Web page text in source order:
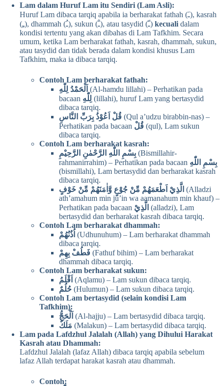
Lam dalam Huruf Lam itu Sendiri (Lam Asli):
Huruf Lam dibaca tarqiq apabila ia berharakat fathah (ـَ), kasrah
(ـِ), dhammah (ـُ), sukun (ـْ), atau tasydid (ـّ) kecuali dalam
kondisi tertentu yang akan dibahas di Lam Tafkhim. Secara
umum, ketika Lam berharakat fathah, kasrah, dhammah, sukun,
atau tasydid dan tidak berada dalam kondisi khusus Lam
Tafkhim, maka ia dibaca tarqiq.
Contoh Lam berharakat fathah:
اَلْحَمْدُ لِلّٰهِ (Al-hamdu lillahi) – Perhatikan pada
bacaan لِلّٰهِ (lillahi), huruf Lam yang bertasydid
dibaca tarqiq.
قُلْ اَعُوْذُ بِرَبِّ النَّاسِ (Qul a’udzu birabbin-nas) –
Perhatikan pada bacaan قُلْ (qul), Lam sukun
dibaca tarqiq.
Contoh Lam berharakat kasrah:
بِسْمِ اللّٰهِ الرَّحْمٰنِ الرَّحِيْمِ (Bismillahir-
rahmanirrahim) – Perhatikan pada bacaan بِسْمِ اللّٰهِ
(bismillahi), Lam bertasydid dan berharakat kasrah
dibaca tarqiq.
الَّذِيْ اَطْعَمَهُمْ مِّنْ جُوْعٍ وَّاٰمَنَهُمْ مِّنْ خَوْفٍ (Alladzi
ath’amahum min ju’in wa aamanahum min khauf) –
Perhatikan pada bacaan الَّذِيْ (alladzi), Lam
bertasydid dan berharakat kasrah dibaca tarqiq.
Contoh Lam berharakat dhammah:
اُذُنُهُمْ (Udhunuhum) – Lam berharakat dhammah
dibaca tarqiq.
فَطُفْ بِهِمْ (Fathuf bihim) – Lam berharakat
dhammah dibaca tarqiq.
Contoh Lam berharakat sukun:
اَقْلَمُ (Aqlamu) – Lam sukun dibaca tarqiq.
حُلُمٌ (Hulumun) – Lam sukun dibaca tarqiq.
Contoh Lam bertasydid (selain kondisi Lam
Tafkhim):
اَلْحَجُّ (Al-hajju) – Lam bertasydid dibaca tarqiq.
مَلَكٌ (Malakun) – Lam bertasydid dibaca tarqiq.
Lam pada Lafdzhul Jalalah (Allah) yang Dihului Harakat
Kasrah atau Dhammah:
Lafdzhul Jalalah (lafaz Allah) dibaca tarqiq apabila sebelum
lafaz Allah terdapat harakat kasrah atau dhammah.
Contoh: